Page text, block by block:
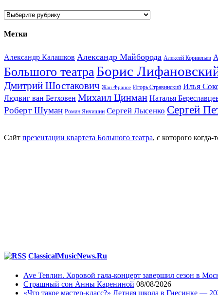
Рубрики
Метки
Александр Калашков Александр Майборода Алексей Корнильев
Большого театраБорис
Дмитрий Шостакович Жан Франсе Игорь Стравинский Илья
Людвиг ван Бетховен Михаил Цинман Наталья
Роберт Шуман Роман Янчишин Сергей Лысенко Сергей
Сайт презентации квартета Большого театра, с которого
ClassicalMusicNews.Ru
Ave Тевлин. Хоровой гала-концерт завершил сезон в
Страшный сон Анны Карениной 08/08/2026
«Что такое мастер-класс?» Летняя школа в Гнесинке —